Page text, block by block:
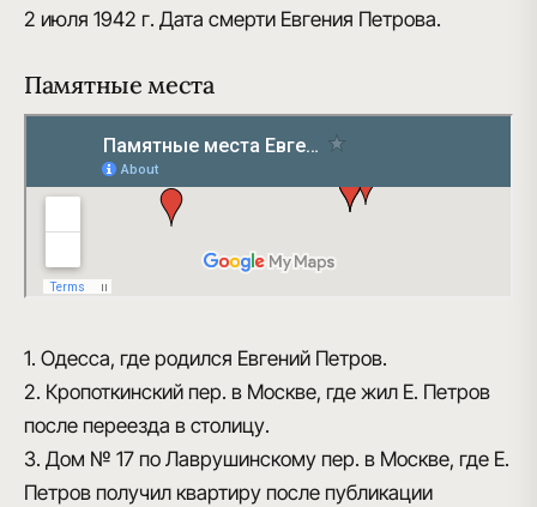
2 июля 1942 г. Дата смерти Евгения Петрова.
Памятные места
1. Одесса, где родился Евгений Петров.
2. Кропоткинский пер. в Москве, где жил Е. Петров
после переезда в столицу.
3. Дом № 17 по Лаврушинскому пер. в Москве, где Е.
Петров получил квартиру после публикации